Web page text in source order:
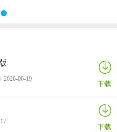
下大事，及时了解身边新鲜事。
与事务办理，办事进度及结果实时
事，加入西山互动。
2026-06-19 下载
下载